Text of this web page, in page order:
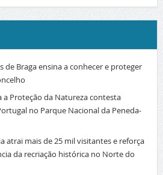
de Braga ensina a conhecer e proteger
a Proteção da Natureza contesta
no Parque Nacional da Peneda-
atrai mais de 25 mil visitantes e reforça
da recriação histórica no Norte do